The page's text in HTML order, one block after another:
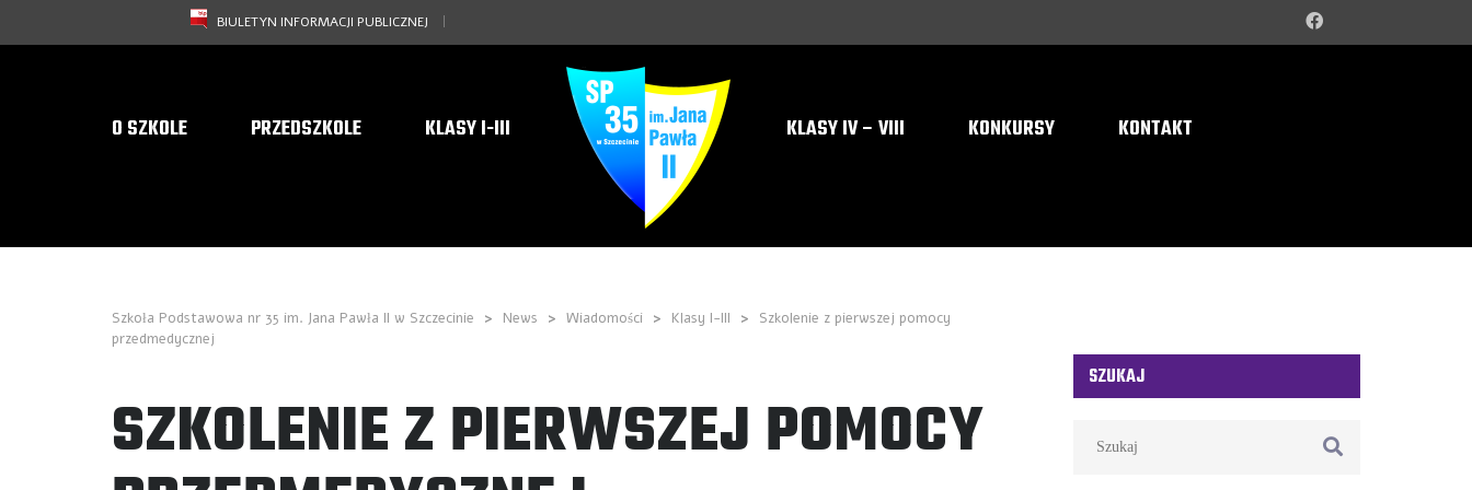
BIULETYN INFORMACJI PUBLICZNEJ
O SZKOLE PRZEDSZKOLE KLASY I-III KLASY IV – VIII KONKURSY KONTAKT
Szkoła Podstawowa nr 35 im. Jana Pawła II w Szczecinie > News > Wiadomości > Klasy I-III >
Szkolenie z pierwszej pomocy
przedmedycznej
SZKOLENIE Z PIERWSZEJ POMOCY
SZUKAJ